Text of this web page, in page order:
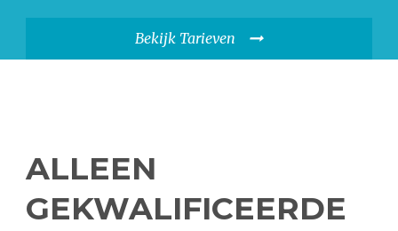
Bekijk Tarieven
ALLEEN
GEKWALIFICEERDE